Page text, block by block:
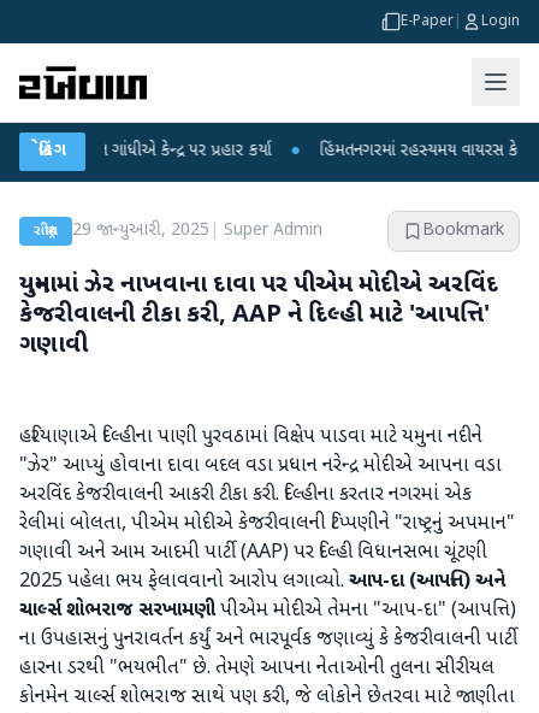
E-Paper Login
બ્રેકિંગ
રાહુલ ગાંધીએ કેન્દ્ર પર પ્રહાર કર્યા ● હિંમતનગરમાં રહસ્યમય વાયરસ કે ચાંદીપુરા? 6
રાષ્ટ્રીય 29 જાન્યુઆરી, 2025 Super Admin Bookmark
યમુનામાં ઝેર નાખવાના દાવા પર પીએમ મોદીએ અરવિંદ
કેજરીવાલની ટીકા કરી, AAP ને દિલ્હી માટે 'આપત્તિ'
ગણાવી
હરિયાણાએ દિલ્હીના પાણી પુરવઠામાં વિક્ષેપ પાડવા માટે યમુના નદીને
"ઝેર" આપ્યું હોવાના દાવા બદલ વડા પ્રધાન નરેન્દ્ર મોદીએ આપના વડા
અરવિંદ કેજરીવાલની આકરી ટીકા કરી. દિલ્હીના કરતાર નગરમાં એક
રેલીમાં બોલતા, પીએમ મોદીએ કેજરીવાલની ટિપ્પણીને "રાષ્ટ્રનું અપમાન"
ગણાવી અને આમ આદમી પાર્ટી (AAP) પર દિલ્હી વિધાનસભા ચૂંટણી
2025 પહેલા ભય ફેલાવવાનો આરોપ લગાવ્યો. આપ-દા (આપત્તિ) અને
ચાર્લ્સ શોભરાજ સરખામણીપીએમ મોદીએ તેમના "આપ-દા" (આપત્તિ)
ના ઉપહાસનું પુનરાવર્તન કર્યું અને ભારપૂર્વક જણાવ્યું કે કેજરીવાલની પાર્ટી
હારના ડરથી "ભયભીત" છે. તેમણે આપના નેતાઓની તુલના સીરીયલ
કોનમેન ચાર્લ્સ શોભરાજ સાથે પણ કરી, જે લોકોને છેતરવા માટે જાણીતા